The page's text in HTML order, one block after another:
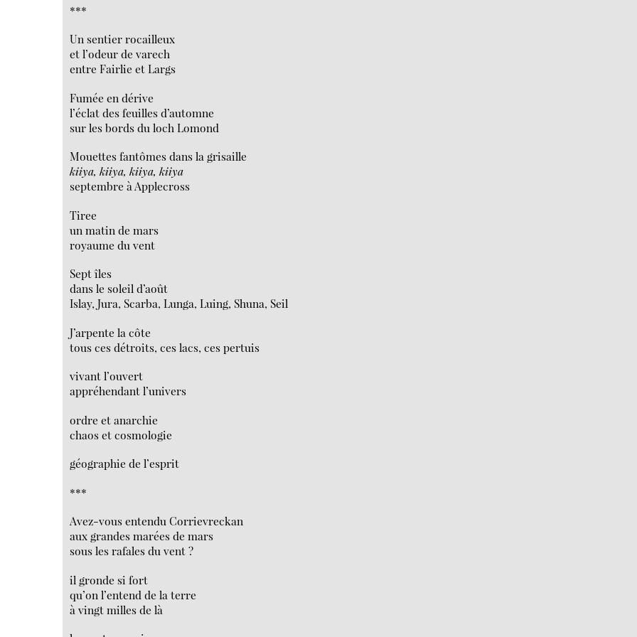
***
Un sentier rocailleux
et l’odeur de varech
entre Fairlie et Largs
Fumée en dérive
l’éclat des feuilles d’automne
sur les bords du loch Lomond
Mouettes fantômes dans la grisaille
kiiya, kiiya, kiiya, kiiya
septembre à Applecross
Tiree
un matin de mars
royaume du vent
Sept îles
dans le soleil d’août
Islay, Jura, Scarba, Lunga, Luing, Shuna, Seil
J’arpente la côte
tous ces détroits, ces lacs, ces pertuis
vivant l’ouvert
appréhendant l’univers
ordre et anarchie
chaos et cosmologie
géographie de l’esprit
***
Avez-vous entendu Corrievreckan
aux grandes marées de mars
sous les rafales du vent ?
il gronde si fort
qu’on l’entend de la terre
à vingt milles de là